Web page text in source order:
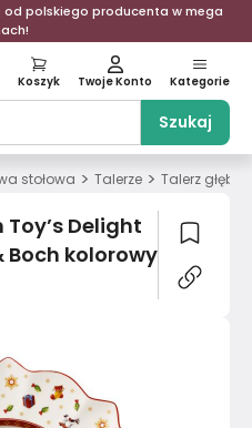
od polskiego producenta w mega
Szukaj
Koszyk Twoje Konto Kategorie
stołowa > Talerze > Talerz
Toy’s Delight
Boch kolorowy